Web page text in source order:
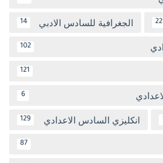
22 الجغرافية للسادس الادبي 14
102
121
6
انكليزي السادس الاعدادي 129
87